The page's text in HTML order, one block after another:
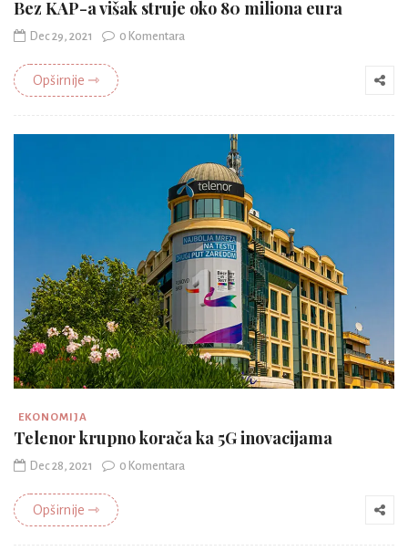
Bez KAP-a višak struje oko 80 miliona eura
Dec 29, 2021 0 Komentara
Opširnije ⇾
EKONOMIJA
Telenor krupno korača ka 5G inovacijama
Dec 28, 2021 0 Komentara
Opširnije ⇾